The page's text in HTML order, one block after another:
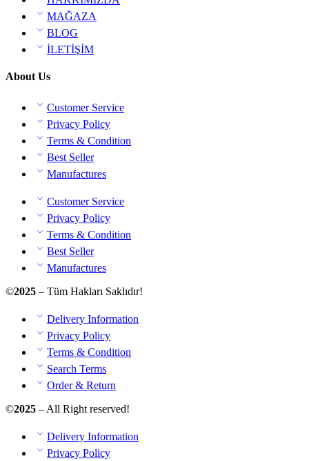
MAĞAZA
BLOG
İLETİŞİM
About Us
Customer Service
Privacy Policy
Terms & Condition
Best Seller
Manufactures
Customer Service
Privacy Policy
Terms & Condition
Best Seller
Manufactures
©2025 – Tüm Hakları Saklıdır!
Delivery Information
Privacy Policy
Terms & Condition
Search Terms
Order & Return
©2025 – All Right reserved!
Delivery Information
Privacy Policy